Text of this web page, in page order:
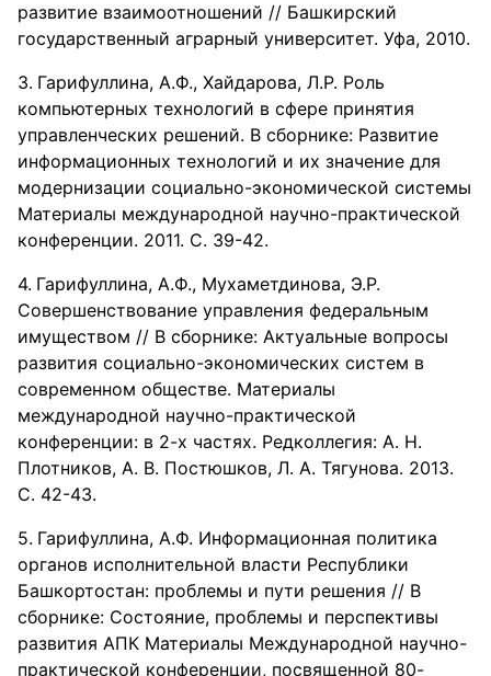
развитие взаимоотношений // Башкирский
государственный аграрный университет. Уфа, 2010.
Гарифуллина, А.Ф., Хайдарова, Л.Р. Роль
компьютерных технологий в сфере принятия
управленческих решений. В сборнике: Развитие
информационных технологий и их значение для
модернизации социально-экономической системы
Материалы международной научно-практической
конференции. 2011. С. 39-42.
Гарифуллина, А.Ф., Мухаметдинова, Э.Р.
Совершенствование управления федеральным
имуществом // В сборнике: Актуальные вопросы
развития социально-экономических систем в
современном обществе. Материалы
международной научно-практической
конференции: в 2-х частях. Редколлегия: А. Н.
Плотников, А. В. Постюшков, Л. А. Тягунова. 2013.
С. 42-43.
Гарифуллина, А.Ф. Информационная политика
органов исполнительной власти Республики
Башкортостан: проблемы и пути решения // В
сборнике: Состояние, проблемы и перспективы
развития АПК Материалы Международной научно-
практической конференции, посвященной 80-